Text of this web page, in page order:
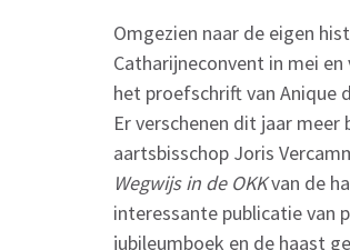
Omgezien naar de eigen
Catharijneconvent in mei
het proefschrift van Anique
Er verschenen dit jaar meer
aartsbisschop Joris
Wegwijs in de OKKvan de
interessante publicatie van
jubileumboek en de haast